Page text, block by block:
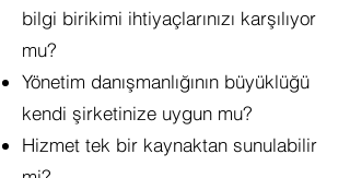
bilgi birikimi ihtiyaçlarınızı karşılıyor
mu?
Yönetim danışmanlığının büyüklüğü
kendi şirketinize uygun mu?
Hizmet tek bir kaynaktan sunulabilir